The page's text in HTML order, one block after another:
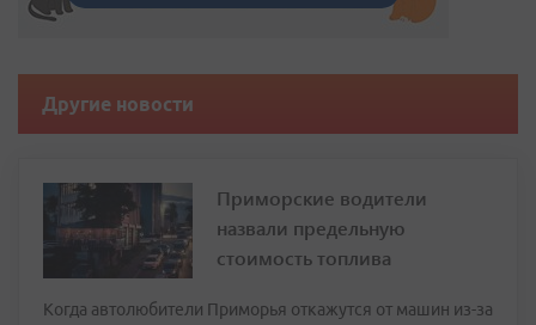
Другие новости
Приморские водители
назвали предельную
стоимость топлива
Когда автолюбители Приморья откажутся от машин из-за